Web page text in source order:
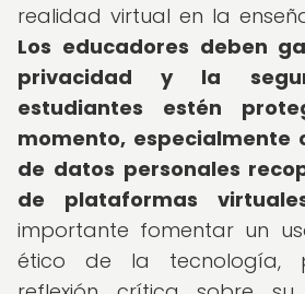
realidad virtual en la
Los educadores deben
privacidad y la
estudiantes estén
momento, especialmente
de datos personales
de plataformas
importante fomentar un
ético de la tecnología,